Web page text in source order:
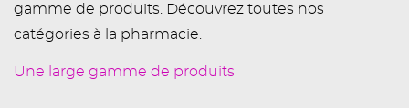
gamme de produits. Découvrez toutes nos
catégories à la pharmacie.
Une large gamme de produits